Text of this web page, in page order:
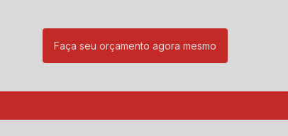
Faça seu orçamento agora mesmo